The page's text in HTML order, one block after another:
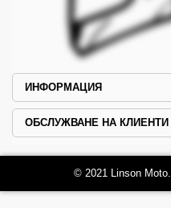
ИНФОРМАЦИЯ
ОБСЛУЖВАНЕ НА КЛИЕНТИ
© 2021 Linson